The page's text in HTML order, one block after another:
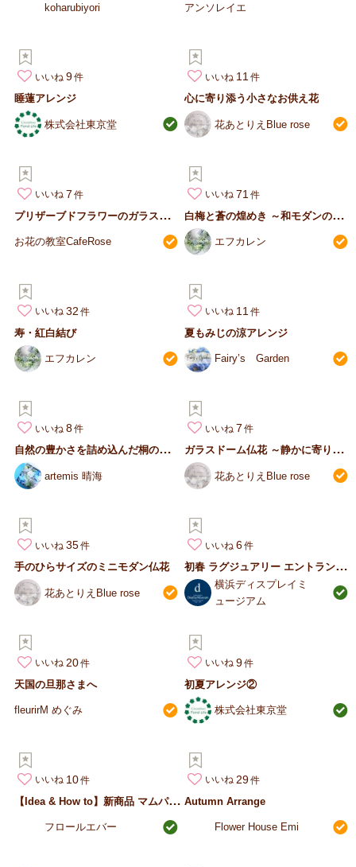
koharubiyori アンソレイエ
いいね 9
睡蓮アレンジ
株式会社東京堂
いいね 11
心に寄り添う小さなお供え花
花あとりえBlue rose
いいね 7
お花の教室CafeRose
いいね 71
エフカレン
いいね 32
寿・紅白結び
エフカレン
いいね 11
夏もみじの涼アレンジ
Fairy’s Garden
いいね 8
自
然の豊かさを詰め込んだ桐の箱～クリスマス～お正月にも
artemis 晴海
いいね 7
ガ
ラスドーム仏花 ～静かに寄り添う、祈りの花～
花あとりえBlue rose
いいね 35
手のひらサイズのミニモダン仏花
花あとりえBlue rose
いいね 6
初
春 ラグジュアリー エントランスディスプレイ
横浜ディスプレイミ
ュージアム
いいね 20
天国の旦那さまへ
fleurirM めぐみ
いいね 9
初夏アレンジ②
株式会社東京堂
いいね 10
【
Idea & How to】新商品 マムパレットのモダンプレー…
フロールエバー
いいね 29
Autumn Arrange
Flower House Emi